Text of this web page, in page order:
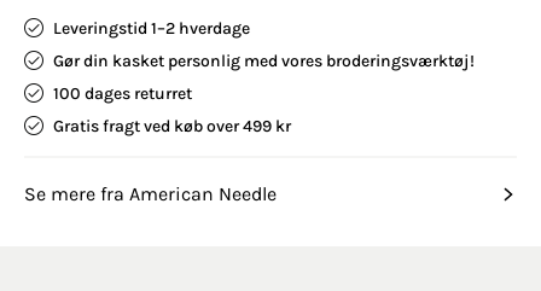
Leveringstid 1–2 hverdage
Gør din kasket personlig med vores broderingsværktøj!
100 dages returret
Gratis fragt ved køb over 499 kr
Se mere fra American Needle